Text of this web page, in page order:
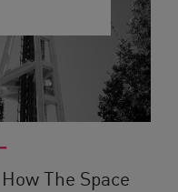
The Space